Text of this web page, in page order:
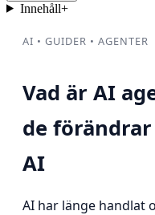
Innehåll+
AI • GUIDER • AGENTER
Vad är AI
de
AI
AI har länge handlat